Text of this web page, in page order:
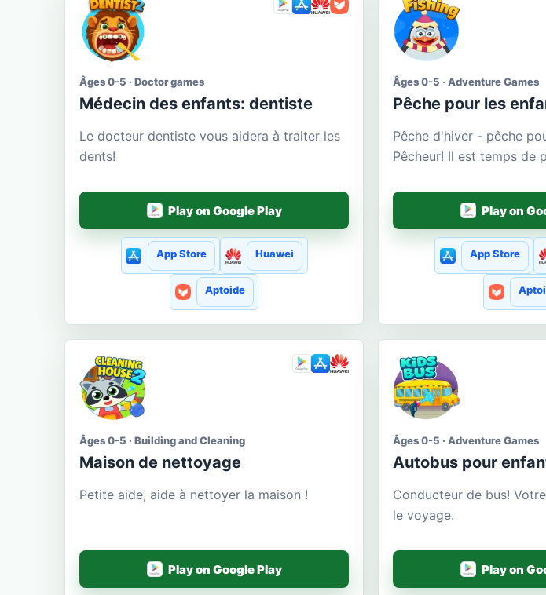
Âges 0-5 · Doctor games
Médecin des enfants: dentiste
Le docteur dentiste vous aidera à traiter les
dents!
Play on Google Play
App Store Huawei
Aptoide
Âges 0-5 · Adventure Games
Pêche pour les
Pêche d'hiver - pêche
Pêcheur! Il est temps de
Play on
App Store
Âges 0-5 · Building and Cleaning
Maison de nettoyage
Petite aide, aide à nettoyer la maison !
Play on Google Play
Âges 0-5 · Adventure Games
Autobus pour
Conducteur de bus!
le voyage.
Play on